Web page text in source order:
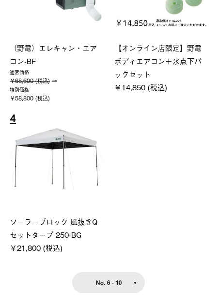
（野電）エレキャン・エア
コン-BF
通常価格
￥68,600 (税込)
特別価格
￥58,800 (税込)
【オンライン店限定】野電
ボディエアコン＋氷点下パ
ックセット
￥14,850 (税込)
4
ソーラーブロック 風抜きQ
セットタープ 250-BG
￥21,800 (税込)
No. 6 - 10